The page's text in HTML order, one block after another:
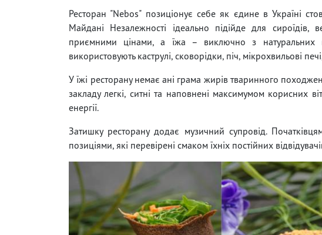
Ресторан "Nebos" позиціонує себе як єдине в Україні
Майдані Незалежності ідеально підійде для сироїдів,
приємними цінами, а їжа – виключно з натуральних
використовують каструлі, сковорідки, піч, мікрохвильові
У їжі ресторану немає ані грама жирів тваринного
закладу легкі, ситні та наповнені максимумом корисних
енергії.
Затишку ресторану додає музичний супровід.
позиціями, які перевірені смаком їхніх постійних